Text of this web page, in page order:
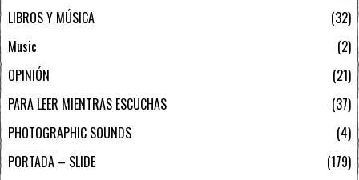
LIBROS Y MÚSICA
32
Music
2
OPINIÓN
21
PARA LEER MIENTRAS ESCUCHAS
37
PHOTOGRAPHIC SOUNDS
4
PORTADA – SLIDE
179